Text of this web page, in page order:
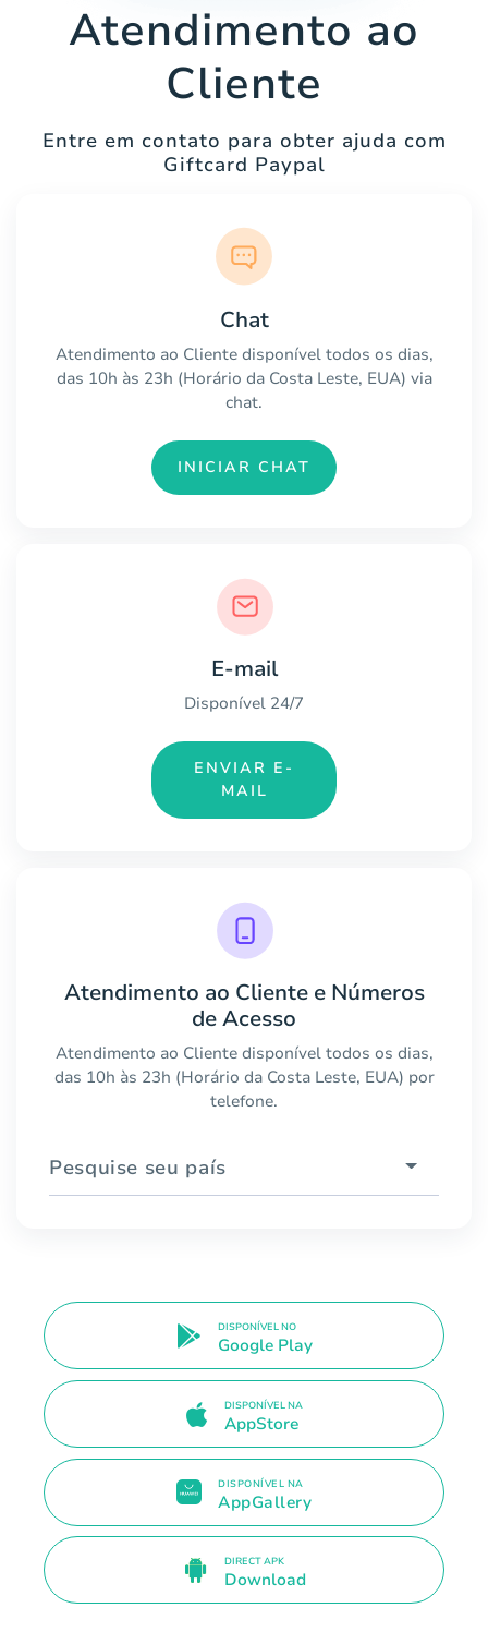
Atendimento ao
Cliente
Entre em contato para obter ajuda com
Giftcard Paypal
Chat
Atendimento ao Cliente disponível todos os dias,
das 10h às 23h (Horário da Costa Leste, EUA) via
chat.
INICIAR CHAT
E-mail
Disponível 24/7
ENVIAR E-
MAIL
Atendimento ao Cliente e Números
de Acesso
Atendimento ao Cliente disponível todos os dias,
das 10h às 23h (Horário da Costa Leste, EUA) por
telefone.
Pesquise seu país
DISPONÍVEL NO
Google Play
DISPONÍVEL NA
AppStore
DISPONÍVEL NA
AppGallery
DIRECT APK
Download